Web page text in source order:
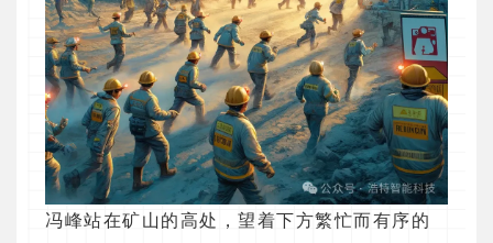
冯峰站在矿山的高处，望着下方繁忙而有序的